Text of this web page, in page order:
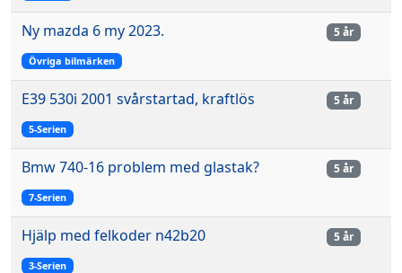
Ny mazda 6 my 2023.
Övriga bilmärken
5 år
E39 530i 2001 svårstartad, kraftlös
5-Serien
5 år
Bmw 740-16 problem med glastak?
7-Serien
5 år
Hjälp med felkoder n42b20
3-Serien
5 år